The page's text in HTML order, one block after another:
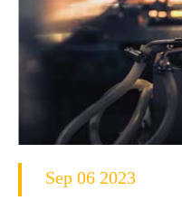
Sep 06 2023